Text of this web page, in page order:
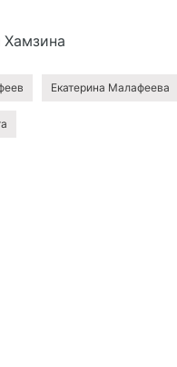
Хамзина
Екатерина Малафеева